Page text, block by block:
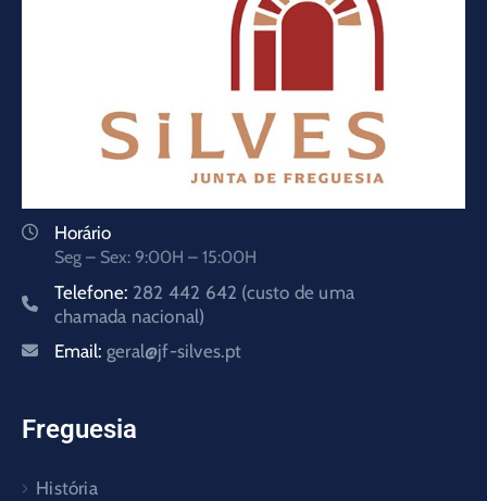
Horário
Seg – Sex: 9:00H – 15:00H
Telefone: 282 442 642 (custo de uma
chamada nacional)
Email: geral@jf-silves.pt
Freguesia
História